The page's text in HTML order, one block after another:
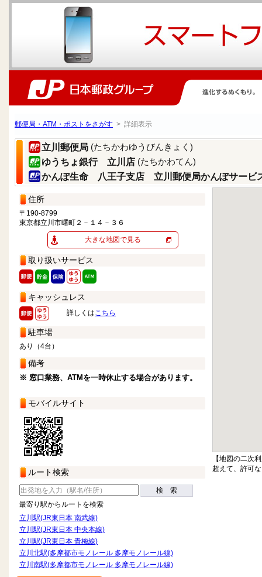
郵便局・ATM・ポストをさがす > 詳細表示
立川郵便局 (たちかわゆうびんきょく)
ゆうちょ銀行 立川店 (たちかわてん)
かんぽ生命 八王子支店 立川郵便局かんぽサービ
住所
〒190-8799
東京都立川市曙町２－１４－３６
大きな地図で見る
取り扱いサービス
キャッシュレス
詳しくはこちら
駐車場
あり（4台）
備考
※ 窓口業務、ATMを一時休止する場合があります。
モバイルサイト
ルート検索
検 索
最寄り駅からルートを検索
立川駅(JR東日本 南武線)
立川駅(JR東日本 中央本線)
立川駅(JR東日本 青梅線)
立川北駅(多摩都市モノレール 多摩モノレール線)
立川南駅(多摩都市モノレール 多摩モノレール線)
【地図の二次
超えて、許可